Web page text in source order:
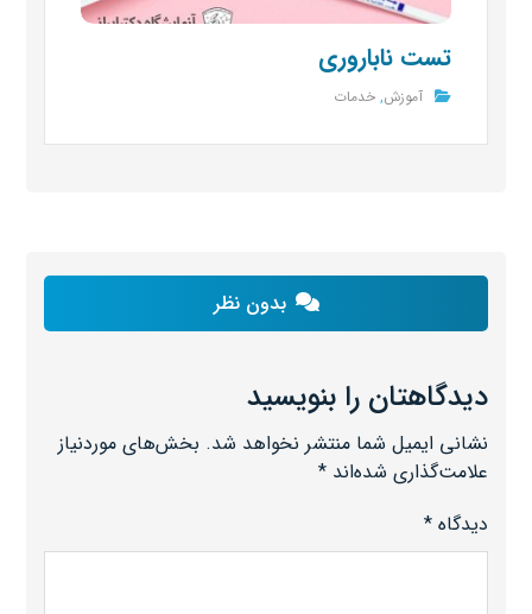
تست ناباروری
آموزش,خدمات
بدون نظر
دیدگاهتان را بنویسید
نشانی ایمیل شما منتشر نخواهد شد. بخش‌های موردنیاز
علامت‌گذاری شده‌اند*
دیدگاه*